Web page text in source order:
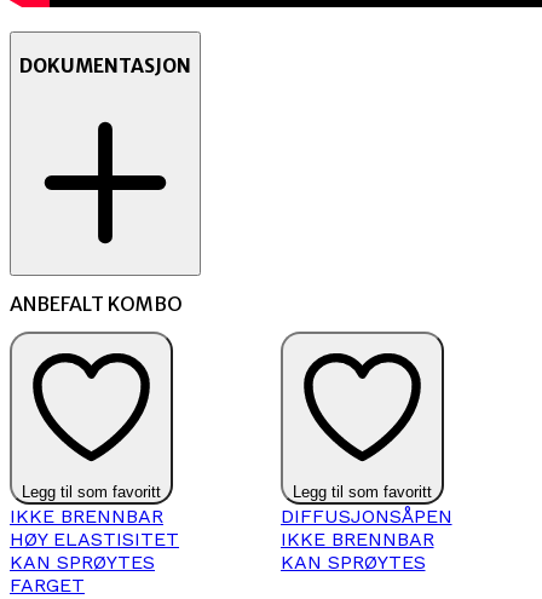
DOKUMENTASJON
ANBEFALT KOMBO
Legg til som favoritt
IKKE BRENNBAR
HØY ELASTISITET
KAN SPRØYTES
FARGET
Legg til som favoritt
DIFFUSJONSÅPEN
IKKE BRENNBAR
KAN SPRØYTES